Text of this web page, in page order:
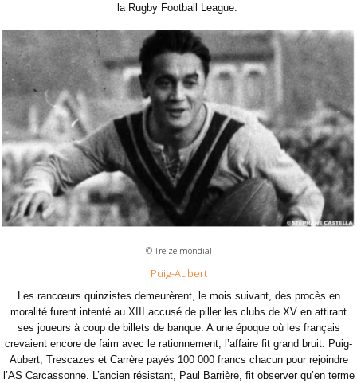
la Rugby Football League.
© Treize mondial
Puig-Aubert
Les rancœurs quinzistes demeurèrent, le mois suivant, des procès en
moralité furent intenté au XIII accusé de piller les clubs de XV en attirant
ses joueurs à coup de billets de banque. A une époque où les français
crevaient encore de faim avec le rationnement, l’affaire fit grand bruit. Puig-
Aubert, Trescazes et Carrère payés 100 000 francs chacun pour rejoindre
l’AS Carcassonne. L’ancien résistant, Paul Barrière, fit observer qu’en terme